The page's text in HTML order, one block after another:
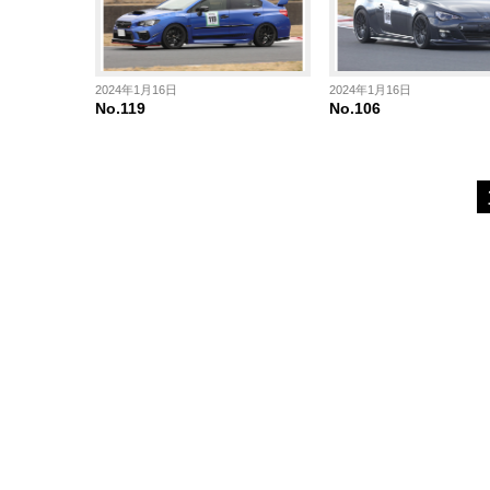
2024年1月16日
No.119
2024年1月16日
No.106